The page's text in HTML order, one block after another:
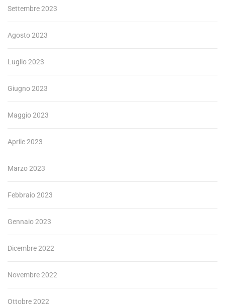
Settembre 2023
Agosto 2023
Luglio 2023
Giugno 2023
Maggio 2023
Aprile 2023
Marzo 2023
Febbraio 2023
Gennaio 2023
Dicembre 2022
Novembre 2022
Ottobre 2022